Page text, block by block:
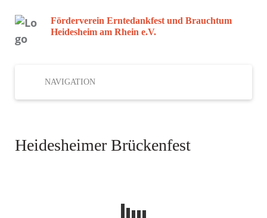
Förderverein Erntedankfest und Brauchtum
Heidesheim am Rhein e.V.
NAVIGATION
Heidesheimer Brückenfest